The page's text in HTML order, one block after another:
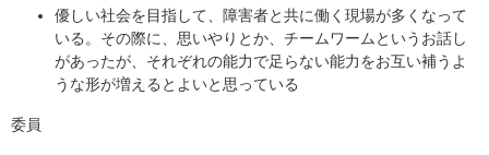
優しい社会を目指して、障害者と共に働く現場が多くなって
いる。その際に、思いやりとか、チームワームというお話し
があったが、それぞれの能力で足らない能力をお互い補うよ
うな形が増えるとよいと思っている
委員